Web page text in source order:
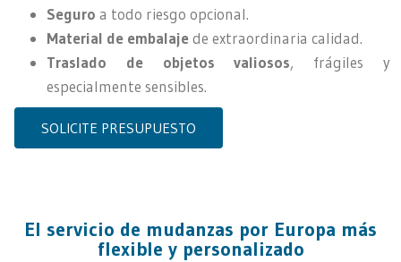
Seguro a todo riesgo opcional.
Material de embalajede extraordinaria calidad.
Traslado de objetos valiosos, frágiles y
especialmente sensibles.
SOLICITE PRESUPUESTO
El servicio de mudanzas por Europa más
flexible y personalizado